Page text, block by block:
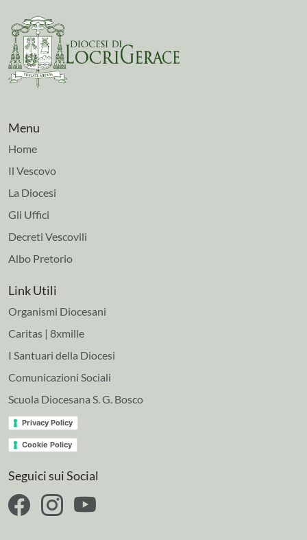
Menu
Home
Il Vescovo
La Diocesi
Gli Uffici
Decreti Vescovili
Albo Pretorio
Link Utili
Organismi Diocesani
Caritas | 8xmille
I Santuari della Diocesi
Comunicazioni Sociali
Scuola Diocesana S. G. Bosco
Privacy Policy
Cookie Policy
Seguici sui Social